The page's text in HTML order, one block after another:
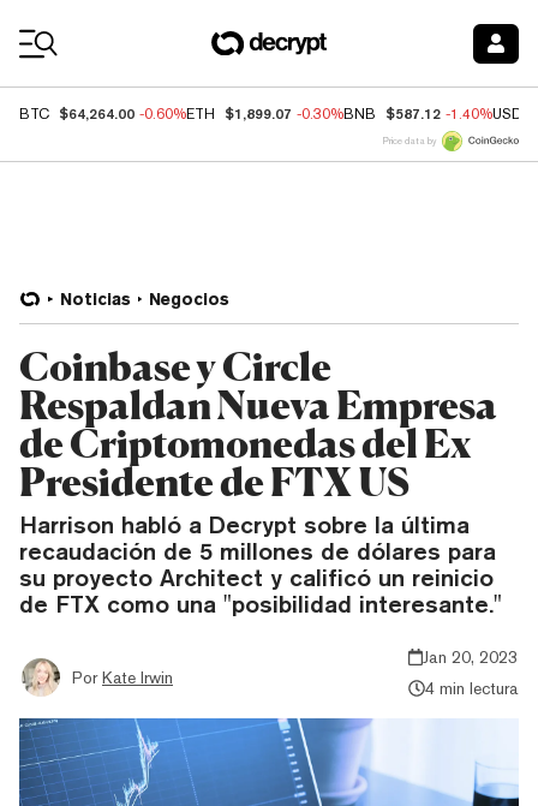
BTC $64,264.00 -0.60%ETH $1,899.07 -0.30%BNB $587.12 -1.40%USDC
Price data by
Noticias Negocios
Coinbase y Circle
Respaldan Nueva Empresa
de Criptomonedas del Ex
Presidente de FTX US
Harrison habló a Decrypt sobre la última
recaudación de 5 millones de dólares para
su proyecto Architect y calificó un reinicio
de FTX como una "posibilidad interesante."
Por Kate Irwin
Jan 20, 2023
4 min lectura